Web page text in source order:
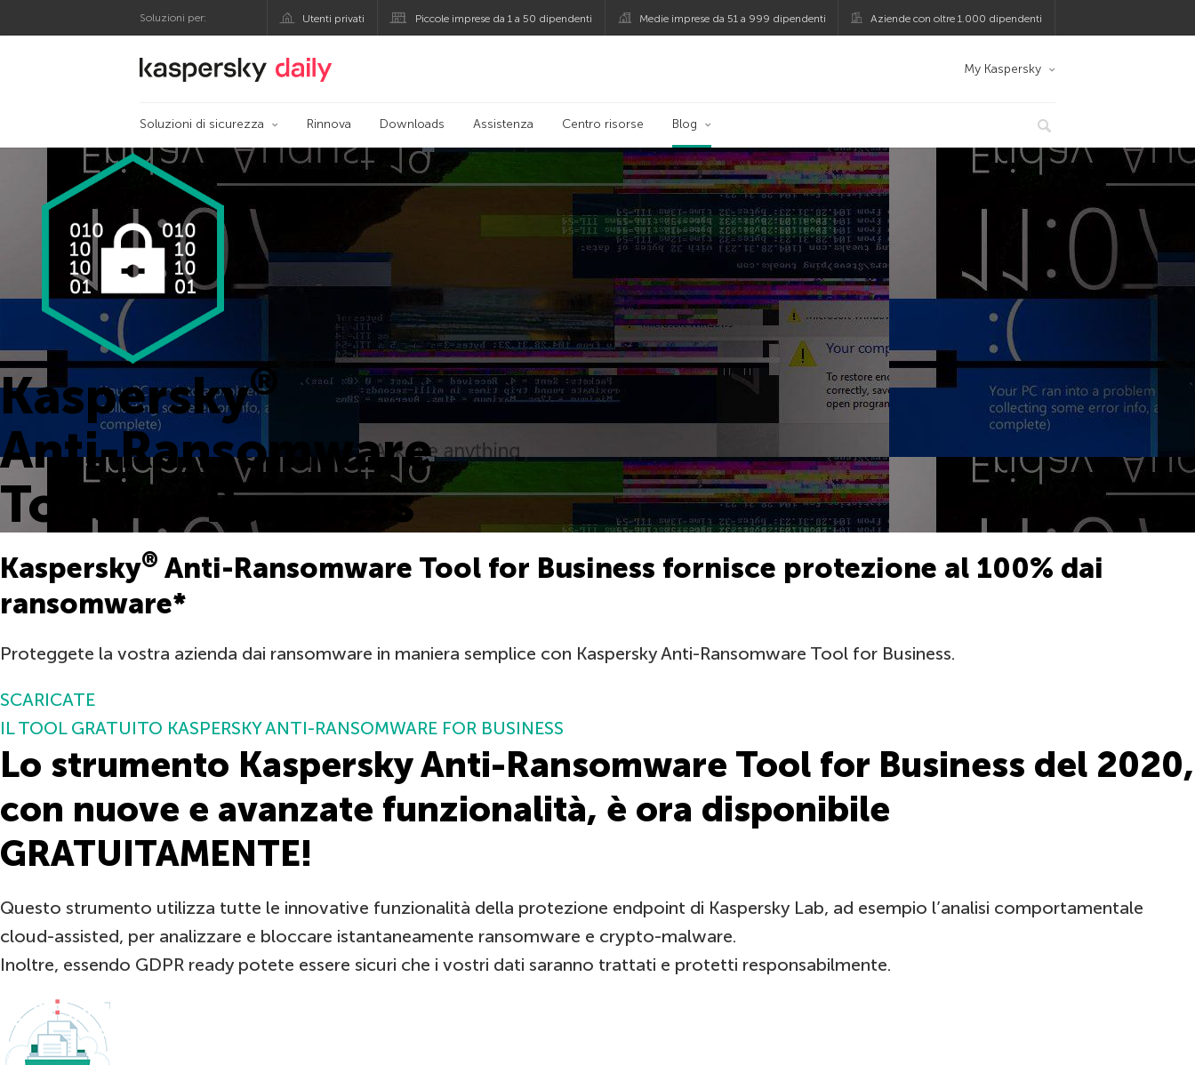
Soluzioni per: Utenti privati Piccole imprese da 1 a 50 dipendenti Medie imprese da 51 a 999 dipendenti Aziende con oltre 1.000 dipendenti
Blog ufficiale di Kaspersky My Kaspersky
Soluzioni di sicurezza Rinnova Downloads Assistenza Centro risorse Blog
Kaspersky®
Anti-Ransomware
Tool for Business
Kaspersky® Anti-Ransomware Tool for Business fornisce protezione al 100% dai
ransomware*
Proteggete la vostra azienda dai ransomware in maniera semplice con Kaspersky Anti-Ransomware Tool for Business.
SCARICATE
IL TOOL GRATUITO KASPERSKY ANTI-RANSOMWARE FOR BUSINESS
Lo strumento Kaspersky Anti-Ransomware Tool for Business del 2020,
con nuove e avanzate funzionalità, è ora disponibile
GRATUITAMENTE!
Questo strumento utilizza tutte le innovative funzionalità della protezione endpoint di Kaspersky Lab, ad esempio l’analisi comportamentale
cloud-assisted, per analizzare e bloccare istantaneamente ransomware e crypto-malware.
Inoltre, essendo GDPR ready potete essere sicuri che i vostri dati saranno trattati e protetti responsabilmente.